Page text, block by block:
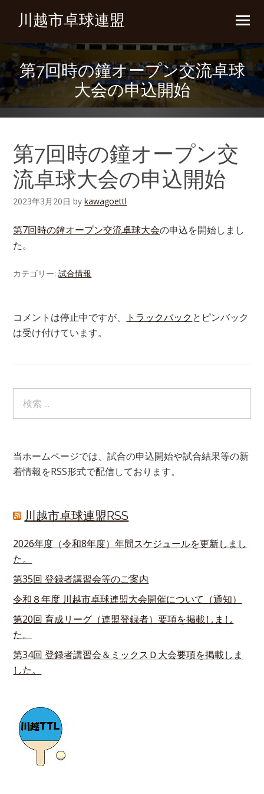
川越市卓球連盟
第7回時の鐘オープン交流卓球
大会の申込開始
第7回時の鐘オープン交
流卓球大会の申込開始
2023年3月20日 bykawagoettl
第7回時の鐘オープン交流卓球大会の申込を開始しまし
た。
カテゴリー:試合情報
コメントは停止中ですが、 トラックバックとピンバック
は受け付けています。
当ホームページでは、試合の申込開始や試合結果等の新
着情報をRSS形式で配信しております。
川越市卓球連盟RSS
2026年度（令和8年度）年間スケジュールを更新しまし
た。
第35回 登録者講習会等のご案内
令和８年度 川越市卓球連盟大会開催について（通知）
第20回 育成リーグ（連盟登録者）要項を掲載しまし
た。
第34回 登録者講習会＆ミックスＤ大会要項を掲載しま
した。